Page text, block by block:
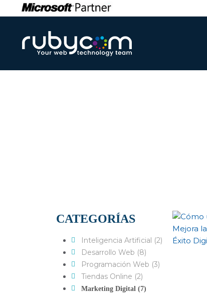
CATEGORÍAS
Inteligencia Artificial (2)
Desarrollo Web (8)
Programación Web (3)
Tiendas Online (2)
Marketing Digital (7)